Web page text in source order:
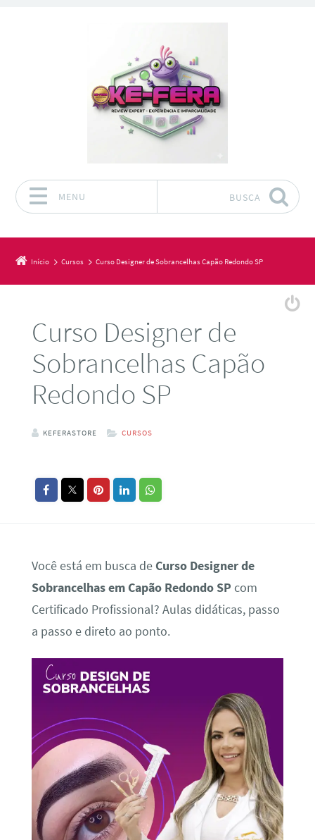
MENU BUSCA
Início Cursos Curso Designer de Sobrancelhas Capão Redondo SP
Curso Designer de
Sobrancelhas Capão
Redondo SP
KEFERASTORE CURSOS
Você está em busca deCurso Designer de
Sobrancelhas em Capão Redondo SP com
Certificado Profissional? Aulas didáticas, passo
a passo e direto ao ponto.